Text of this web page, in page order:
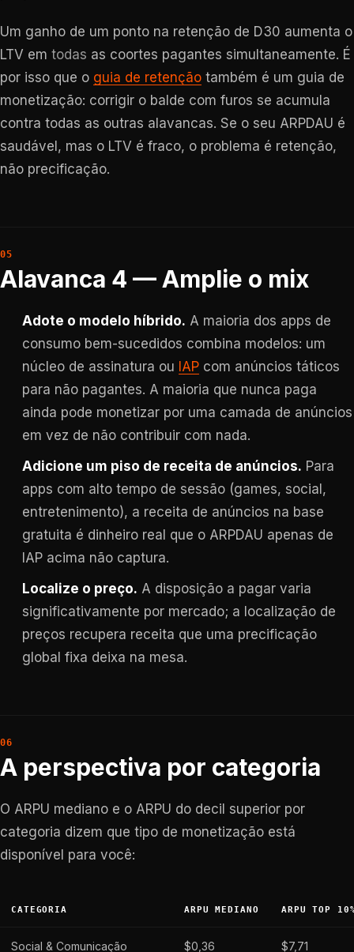
Um ganho de um ponto na retenção de D30 aumenta o
LTV em todas as coortes pagantes simultaneamente. É
por isso que o guia de retenção também é um guia de
monetização: corrigir o balde com furos se acumula
contra todas as outras alavancas. Se o seu ARPDAU é
saudável, mas o LTV é fraco, o problema é retenção,
não precificação.
Alavanca 4 — Amplie o mix
Adote o modelo híbrido. A maioria dos apps de
consumo bem-sucedidos combina modelos: um
núcleo de assinatura ou IAP com anúncios táticos
para não pagantes. A maioria que nunca paga
ainda pode monetizar por uma camada de anúncios
em vez de não contribuir com nada.
Adicione um piso de receita de anúncios. Para
apps com alto tempo de sessão (games, social,
entretenimento), a receita de anúncios na base
gratuita é dinheiro real que o ARPDAU apenas de
IAP acima não captura.
Localize o preço. A disposição a pagar varia
significativamente por mercado; a localização de
preços recupera receita que uma precificação
global fixa deixa na mesa.
A perspectiva por categoria
O ARPU mediano e o ARPU do decil superior por
categoria dizem que tipo de monetização está
disponível para você:
CATEGORIA ARPU MEDIANO ARPU TOP
Social & Comunicação $0,36 $7,71